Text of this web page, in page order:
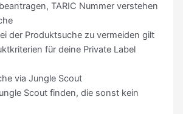
TARIC Nummer verstehen
der Produktsuche zu vermeiden gilt
für deine Private Label
via Jungle Scout
Scout finden, die sonst kein